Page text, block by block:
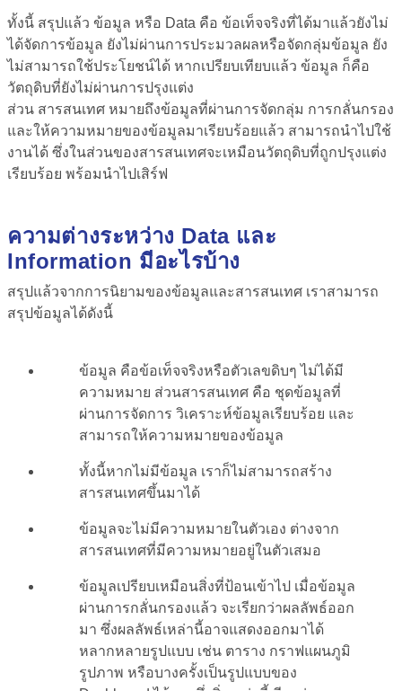
ทั้งนี้ สรุปแล้ว ข้อมูล หรือ Data คือ ข้อเท็จจริงที่ได้มาแล้วยังไม่
ได้จัดการข้อมูล ยังไม่ผ่านการประมวลผลหรือจัดกลุ่มข้อมูล ยัง
ไม่สามารถใช้ประโยชน์ได้ หากเปรียบเทียบแล้ว ข้อมูล ก็คือ
วัตถุดิบที่ยังไม่ผ่านการปรุงแต่ง
ส่วน สารสนเทศ หมายถึงข้อมูลที่ผ่านการจัดกลุ่ม การกลั่นกรอง
และให้ความหมายของข้อมูลมาเรียบร้อยแล้ว สามารถนำไปใช้
งานได้ ซึ่งในส่วนของสารสนเทศจะเหมือนวัตถุดิบที่ถูกปรุงแต่ง
เรียบร้อย พร้อมนำไปเสิร์ฟ
ความต่างระหว่าง Data และ
Information มีอะไรบ้าง
สรุปแล้วจากการนิยามของข้อมูลและสารสนเทศ เราสามารถ
สรุปข้อมูลได้ดังนี้
ข้อมูล คือข้อเท็จจริงหรือตัวเลขดิบๆ ไม่ได้มี
ความหมาย ส่วนสารสนเทศ คือ ชุดข้อมูลที่
ผ่านการจัดการ วิเคราะห์ข้อมูลเรียบร้อย และ
สามารถให้ความหมายของข้อมูล
ทั้งนี้หากไม่มีข้อมูล เราก็ไม่สามารถสร้าง
สารสนเทศขึ้นมาได้
ข้อมูลจะไม่มีความหมายในตัวเอง ต่างจาก
สารสนเทศที่มีความหมายอยู่ในตัวเสมอ
ข้อมูลเปรียบเหมือนสิ่งที่ป้อนเข้าไป เมื่อข้อมูล
ผ่านการกลั่นกรองแล้ว จะเรียกว่าผลลัพธ์ออก
มา ซึ่งผลลัพธ์เหล่านี้อาจแสดงออกมาได้
หลากหลายรูปแบบ เช่น ตาราง กราฟแผนภูมิ
รูปภาพ หรือบางครั้งเป็นรูปแบบของ